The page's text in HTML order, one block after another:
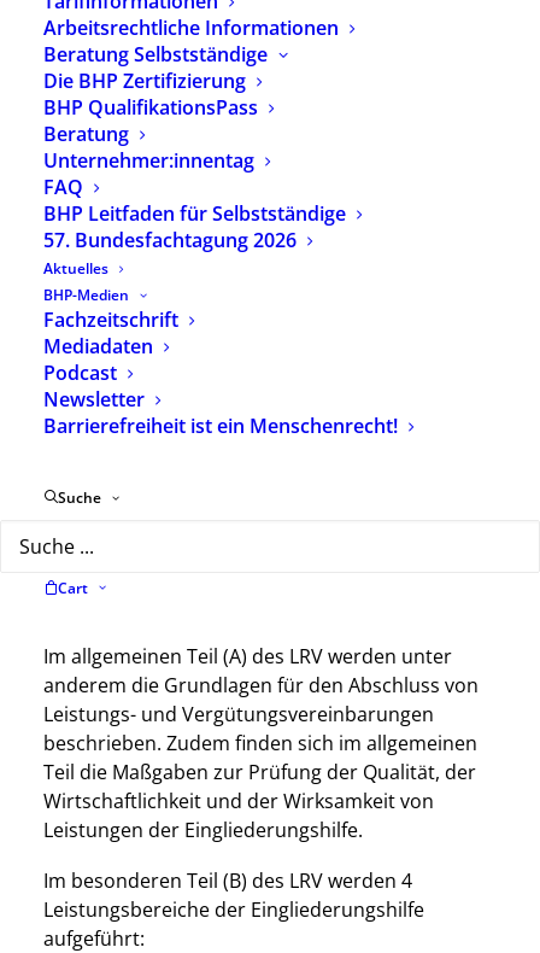
Arbeitsrechtliche Informationen
Beratung Selbstständige
Die BHP Zertifizierung
BHP QualifikationsPass
Beratung
Unternehmer:innentag
FAQ
BHP Leitfaden für Selbstständige
57. Bundesfachtagung 2026
Aktuelles
BHP-Medien
Fachzeitschrift
Mediadaten
Podcast
Newsletter
Barrierefreiheit ist ein Menschenrecht!
Suche
Cart
einen Rahmen zur Ausgestaltung der
verschiedenen Leistungen vorzugeben.
Ab dem 01.01.2020 sind die Landschaftsverbände
Rheinland und Westfalen-Lippe die für die
Eingliederungshilfe zuständigen öffentlichen
Leistungsträger in NRW. Zur Ausführung
einzelner Leistungen können die
Landschaftsverbände die Städte, Landkreise und
Gemeinden heranziehen.
Individuelle Leistungsvereinbarungen können ab
dem 01.01.2020 nur mit den beiden
Landschaftsverbänden abgeschlossen werden.
Jede Leistungsvereinbarung hat sich an den
Zum Inhalt des
Landesrahmenvertrages und seiner
Anlagen
Im allgemeinen Teil (A) des LRV werden unter
anderem die Grundlagen für den Abschluss von
Leistungs- und Vergütungsvereinbarungen
beschrieben. Zudem finden sich im allgemeinen
Teil die Maßgaben zur Prüfung der Qualität, der
Wirtschaftlichkeit und der Wirksamkeit von
Leistungen der Eingliederungshilfe.
Im besonderen Teil (B) des LRV werden 4
Leistungsbereiche der Eingliederungshilfe
aufgeführt: